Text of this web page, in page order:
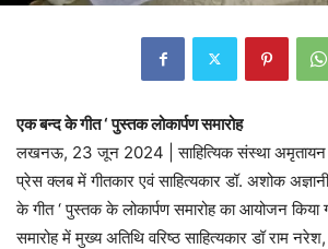
एक बन्द के गीत ‘ पुस्तक लोकार्पण समारोह
लखनऊ, 23 जून 2024 | साहित्यिक संस्था अमृतायन
प्रेस क्लब में गीतकार एवं साहित्यकार डॉ. अशोक
के गीत ‘ पुस्तक के लोकार्पण समारोह का आयोजन किया
समारोह में मुख्य अतिथि वरिष्ठ साहित्यकार डॉ राम नरेश,